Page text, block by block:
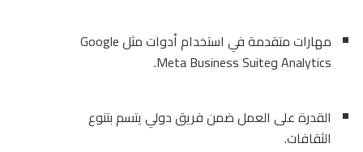
مهارات متقدمة في استخدام أدوات مثل Google
Analytics وMeta Business Suite.
القدرة على العمل ضمن فريق دولي يتسم بتنوع
الثقافات.